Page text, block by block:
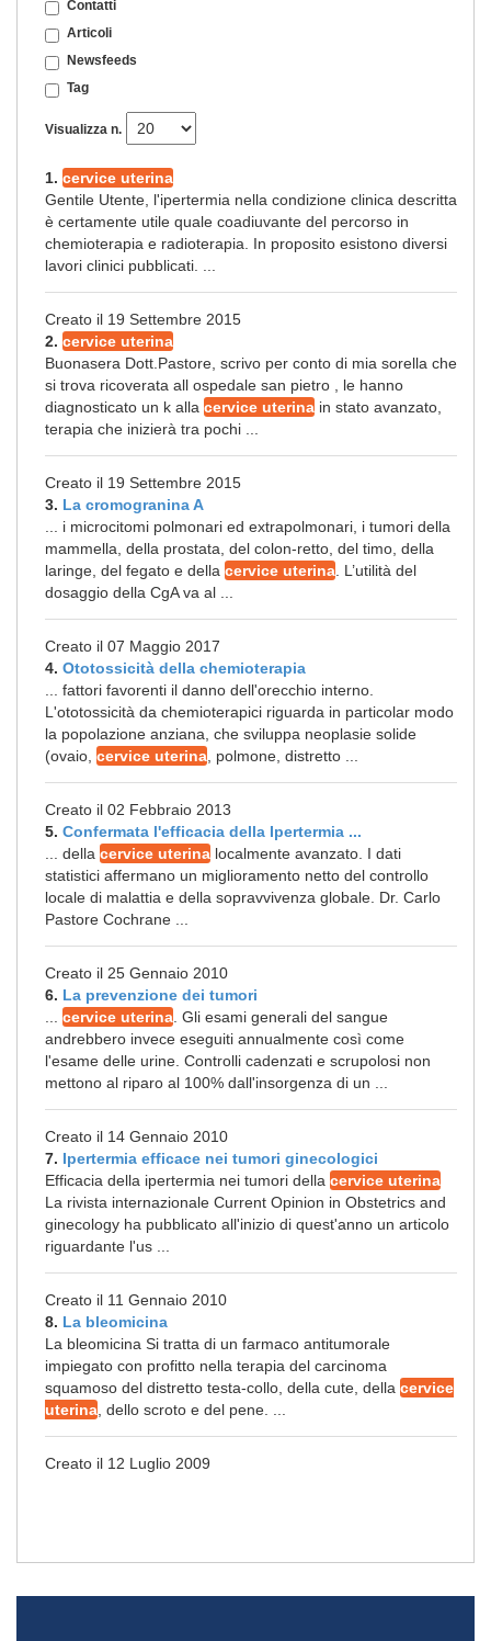
Contatti
Articoli
Newsfeeds
Tag
Visualizza n.
1. cervice uterina
Gentile Utente, l'ipertermia nella condizione clinica descritta
è certamente utile quale coadiuvante del percorso in
chemioterapia e radioterapia. In proposito esistono diversi
lavori clinici pubblicati. ...
Creato il 19 Settembre 2015
2. cervice uterina
Buonasera Dott.Pastore, scrivo per conto di mia sorella che
si trova ricoverata all ospedale san pietro , le hanno
diagnosticato un k alla cervice uterina in stato avanzato,
terapia che inizierà tra pochi ...
Creato il 19 Settembre 2015
3. La cromogranina A
... i microcitomi polmonari ed extrapolmonari, i tumori della
mammella, della prostata, del colon-retto, del timo, della
laringe, del fegato e della cervice uterina . L’utilità del
dosaggio della CgA va al ...
Creato il 07 Maggio 2017
4. Ototossicità della chemioterapia
... fattori favorenti il danno dell'orecchio interno.
L'ototossicità da chemioterapici riguarda in particolar modo
la popolazione anziana, che sviluppa neoplasie solide
(ovaio, cervice uterina , polmone, distretto ...
Creato il 02 Febbraio 2013
5. Confermata l'efficacia della Ipertermia ...
... della cervice uterina localmente avanzato. I dati
statistici affermano un miglioramento netto del controllo
locale di malattia e della sopravvivenza globale. Dr. Carlo
Pastore Cochrane ...
Creato il 25 Gennaio 2010
6. La prevenzione dei tumori
cervice uterina . Gli esami generali del sangue
andrebbero invece eseguiti annualmente così come
l'esame delle urine. Controlli cadenzati e scrupolosi non
mettono al riparo al 100% dall'insorgenza di un ...
Creato il 14 Gennaio 2010
7. Ipertermia efficace nei tumori ginecologici
Efficacia della ipertermia nei tumori della cervice uterina
La rivista internazionale Current Opinion in Obstetrics and
ginecology ha pubblicato all'inizio di quest'anno un articolo
riguardante l'us ...
Creato il 11 Gennaio 2010
8. La bleomicina
La bleomicina Si tratta di un farmaco antitumorale
impiegato con profitto nella terapia del carcinoma
squamoso del distretto testa-collo, della cute, della cervice
uterina , dello scroto e del pene. ...
Creato il 12 Luglio 2009